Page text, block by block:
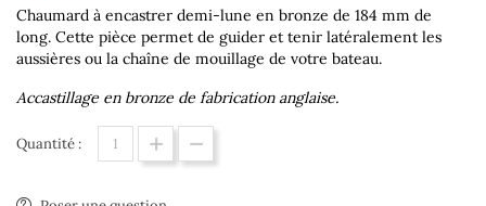
Chaumard à encastrer demi-lune en bronze de 184 mm de
long. Cette pièce permet de guider et tenir latéralement les
aussières ou la chaîne de mouillage de votre bateau.
Accastillage en bronze de fabrication anglaise.
Quantité :